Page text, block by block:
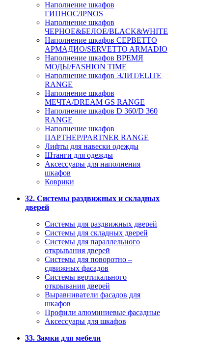
Наполнение шкафов
ГИПНОС/IPNOS
Наполнение шкафов
ЧЕРНОЕ&БЕЛОЕ/BLACK&WHITE
Наполнение шкафов СЕРВЕТТО
АРМАДИО/SERVETTO ARMADIO
Наполнение шкафов ВРЕМЯ
МОДЫ/FASHION TIME
Наполнение шкафов ЭЛИТ/ELITE
RANGE
Наполнение шкафов
МЕЧТА/DREAM GS RANGE
Наполнение шкафов D 360/D 360
RANGE
Наполнение шкафов
ПАРТНЕР/PARTNER RANGE
Лифты для навески одежды
Штанги для одежды
Аксессуары для наполнения
шкафов
Коврики
32. Системы раздвижных и складных
дверей
Системы для раздвижных дверей
Системы для складных дверей
Системы для параллельного
открывания дверей
Системы для поворотно –
сдвижных фасадов
Системы вертикального
открывания дверей
Выравниватели фасадов для
шкафов
Профили алюминиевые фасадные
Аксессуары для шкафов
33. Замки для мебели